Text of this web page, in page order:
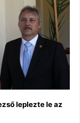
leplezte le az